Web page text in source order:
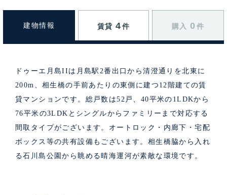
建物情報 賃貸 4 件 購入 0 件
ドゥーエ月島IIは月島駅2番出口から清澄通りを北東に
200m、相生橋の手前あたりの東側に建つ12階建ての賃
貸マンションです。総戸数は52戸、40平米の1LDKから
76平米の3LDKとシングルからファミリーまで対応する
間取タイプがございます。オートロック・内廊下・宅配
ボックス等の共有設備もございます。相生橋脇から入れ
る石川島公園から眺める晴海運河が素敵な環境です。